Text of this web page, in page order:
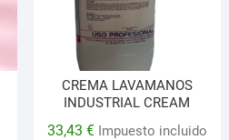
CREMA LAVAMANOS
INDUSTRIAL CREAM
33,43 € Impuesto incluido